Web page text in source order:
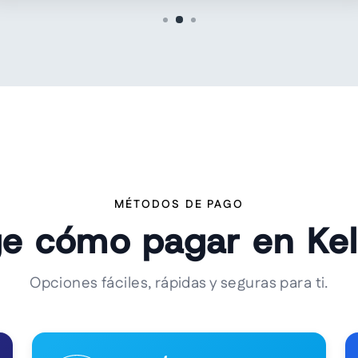
MÉTODOS DE PAGO
cómo pagar en
Opciones fáciles, rápidas y seguras para ti.